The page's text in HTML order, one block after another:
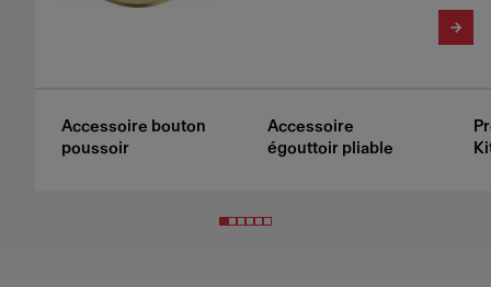
Accessoire bouton
poussoir
Accessoire
égouttoir pliable